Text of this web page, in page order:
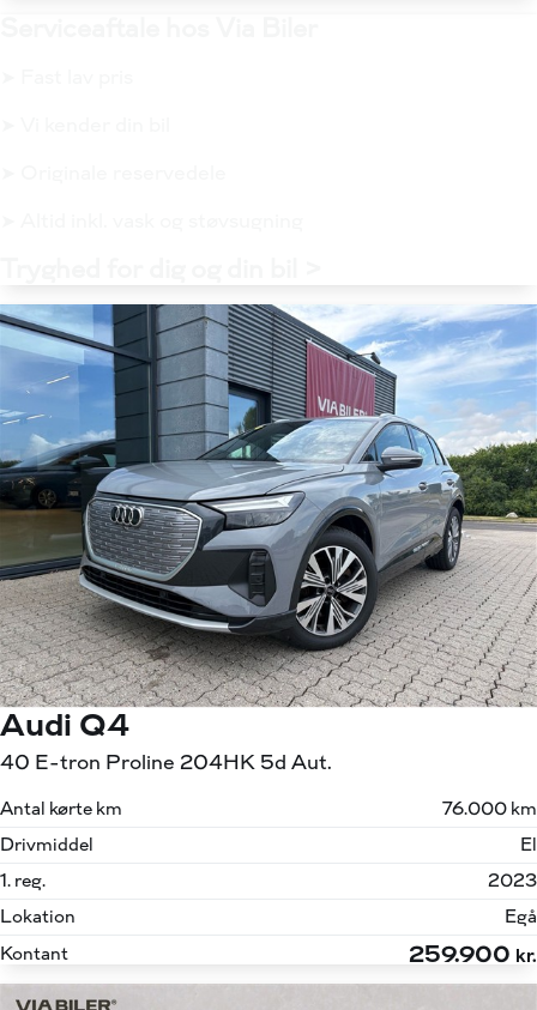
Audi Q4
40 E-tron Proline 204HK 5d Aut.
Antal kørte km
76.000 km
Drivmiddel
El
1. reg.
2023
Lokation
Egå
Kontant
259.900 kr.